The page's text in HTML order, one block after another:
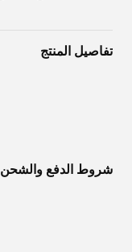
تفاصيل المنتج
شروط الدفع والشحن